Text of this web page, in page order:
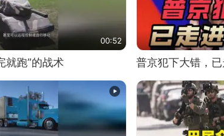
00:52
就跑”的战术 普京犯下大错，已